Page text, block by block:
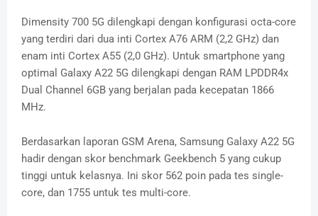
Dimensity 700 5G dilengkapi dengan konfigurasi octa-core
yang terdiri dari dua inti Cortex A76 ARM (2,2 GHz) dan
enam inti Cortex A55 (2,0 GHz). Untuk smartphone yang
optimal Galaxy A22 5G dilengkapi dengan RAM LPDDR4x
Dual Channel 6GB yang berjalan pada kecepatan 1866
MHz.
Berdasarkan laporan GSM Arena, Samsung Galaxy A22 5G
hadir dengan skor benchmark Geekbench 5 yang cukup
tinggi untuk kelasnya. Ini skor 562 poin pada tes single-
core, dan 1755 untuk tes multi-core.